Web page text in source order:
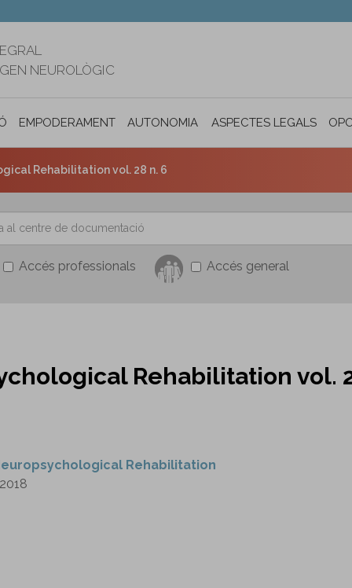
NEUROLÒGIC
EMPODERAMENT AUTONOMIA PERSONAL I INCLUSIÓ
ASPECTES LEGALS
Rehabilitation vol. 28 n. 6
Accés professionals Accés general
Rehabilitation vol.
Rehabilitation
2018